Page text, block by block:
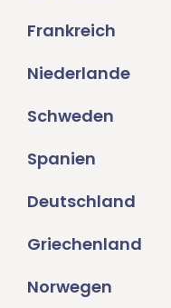
Frankreich
Niederlande
Schweden
Spanien
Deutschland
Griechenland
Norwegen